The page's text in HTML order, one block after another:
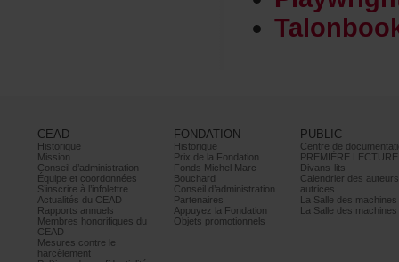
CEAD
Historique
Mission
Conseild’administration
Équipeetcoordonnées
S’inscrireàl’infolettre
ActualitésduCEAD
Rapportsannuels
Membreshonorifiquesdu
CEAD
Mesurescontrele
harcèlement
FONDATION
Historique
PrixdelaFondation
FondsMichelMarc
Bouchard
Conseild’administration
Partenaires
AppuyezlaFondation
Objetspromotionnels
PUBLIC
PREMIÈRELECTURE
Divans-lits
autrices